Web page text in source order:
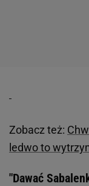
Zobacz też:
ledwo to
"Dawać